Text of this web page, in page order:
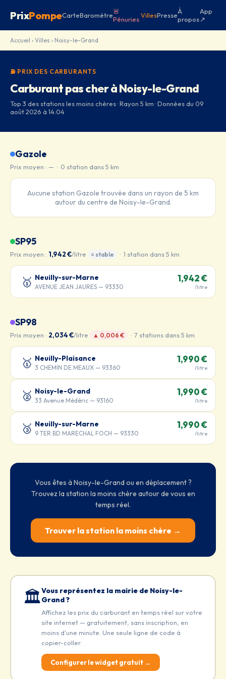
PrixPompeCarteBaromètre🚨
Pénuries VillesPresseÀ
propos
App
↗
Accueil › Villes › Noisy-le-Grand
⛽ PRIX DES CARBURANTS
Carburant pas cher à Noisy-le-Grand
Top 3 des stations les moins chères · Rayon 5 km · Données du 09
août 2026 à 14:04
Gazole
Prix moyen : — · 0 station dans 5 km
Aucune station Gazole trouvée dans un rayon de 5 km
autour du centre de Noisy-le-Grand.
SP95
Prix moyen : 1,942 €/litre = stable · 1 station dans 5 km
🥇 Neuilly-sur-Marne
AVENUE JEAN JAURES — 93330
1,942 €
/litre
SP98
Prix moyen : 2,034 €/litre ▲ 0,006 € · 7 stations dans 5 km
🥇 Neuilly-Plaisance
3 CHEMIN DE MEAUX — 93360
1,990 €
/litre
🥈 Noisy-le-Grand
33 Avenue Médéric — 93160
1,990 €
/litre
🥉 Neuilly-sur-Marne
9 TER BD MARECHAL FOCH — 93330
1,990 €
/litre
Vous êtes à Noisy-le-Grand ou en déplacement ?
Trouvez la station la moins chère autour de vous en
temps réel.
Trouver la station la moins chère →
🏛️Vous représentez la mairie de Noisy-le-
Grand ?
Affichez les prix du carburant en temps réel sur votre
site internet — gratuitement, sans inscription, en
moins d'une minute. Une seule ligne de code à
copier-coller.
Configurer le widget gratuit →